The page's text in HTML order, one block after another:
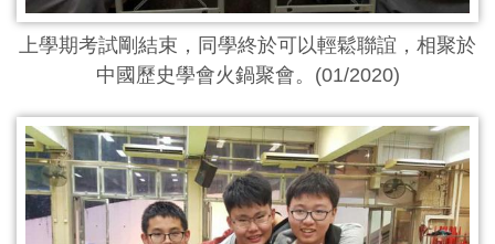
上學期考試剛結束，同學終於可以輕鬆聯誼，相聚於
中國歷史學會火鍋聚會。(01/2020)